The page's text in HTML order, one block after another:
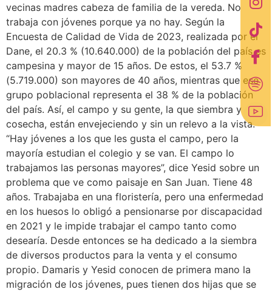
vecinas madres cabeza de familia de la vereda. No
trabaja con jóvenes porque ya no hay. Según la
Encuesta de Calidad de Vida de 2023, realizada por el
Dane, el 20.3 % (10.640.000) de la población del país es
campesina y mayor de 15 años. De estos, el 53.7 %
(5.719.000) son mayores de 40 años, mientras que ese
grupo poblacional representa el 38 % de la población
del país. Así, el campo y su gente, la que siembra y
cosecha, están envejeciendo y sin un relevo a la vista.
“Hay jóvenes a los que les gusta el campo, pero la
mayoría estudian el colegio y se van. El campo lo
trabajamos las personas mayores”, dice Yesid sobre un
problema que ve como paisaje en San Juan. Tiene 48
años. Trabajaba en una floristería, pero una enfermedad
en los huesos lo obligó a pensionarse por discapacidad
en 2021 y le impide trabajar el campo tanto como
desearía. Desde entonces se ha dedicado a la siembra
de diversos productos para la venta y el consumo
propio. Damaris y Yesid conocen de primera mano la
migración de los jóvenes, pues tienen dos hijas que se